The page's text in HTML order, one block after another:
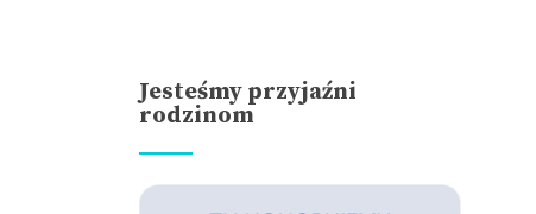
Jesteśmy przyjaźni
rodzinom